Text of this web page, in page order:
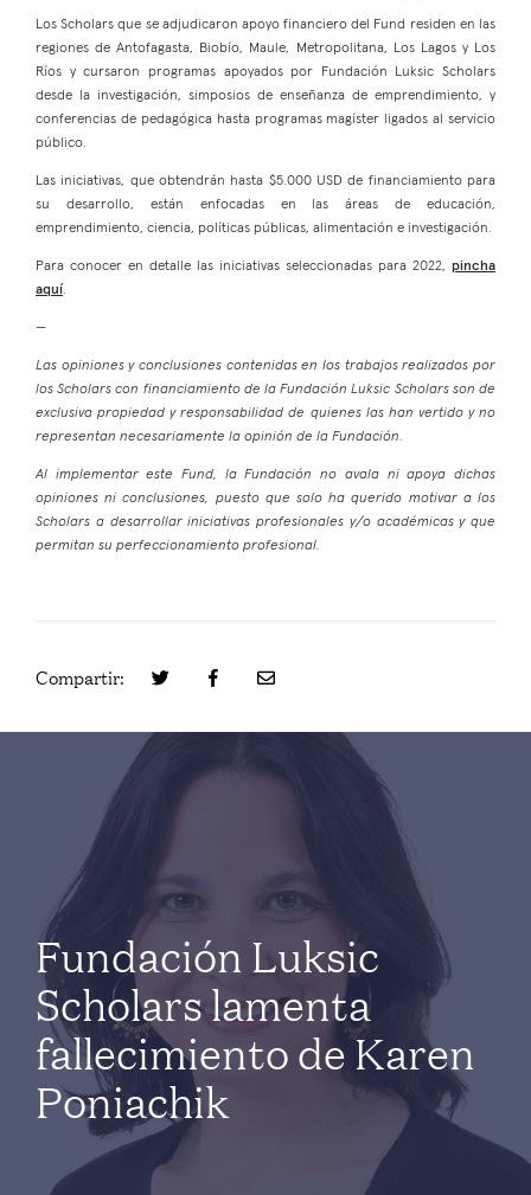
Los Scholars que se adjudicaron apoyo financiero del Fund residen en las
regiones de Antofagasta, Biobío, Maule, Metropolitana, Los Lagos y Los
Ríos y cursaron programas apoyados por Fundación Luksic Scholars
desde la investigación, simposios de enseñanza de emprendimiento, y
conferencias de pedagógica hasta programas magíster ligados al servicio
público.
Las iniciativas, que obtendrán hasta $5.000 USD de financiamiento para
su desarrollo, están enfocadas en las áreas de educación,
emprendimiento, ciencia, políticas públicas, alimentación e investigación.
Para conocer en detalle las iniciativas seleccionadas para 2022, pincha
aquí.
—
Las opiniones y conclusiones contenidas en los trabajos realizados por
los Scholars con financiamiento de la Fundación Luksic Scholars son de
exclusiva propiedad y responsabilidad de quienes las han vertido y no
representan necesariamente la opinión de la Fundación.
Al implementar este Fund, la Fundación no avala ni apoya dichas
opiniones ni conclusiones, puesto que solo ha querido motivar a los
Scholars a desarrollar iniciativas profesionales y/o académicas y que
permitan su perfeccionamiento profesional.
Compartir:
Fundación Luksic
Scholars lamenta
fallecimiento de Karen ​​
Poniachik